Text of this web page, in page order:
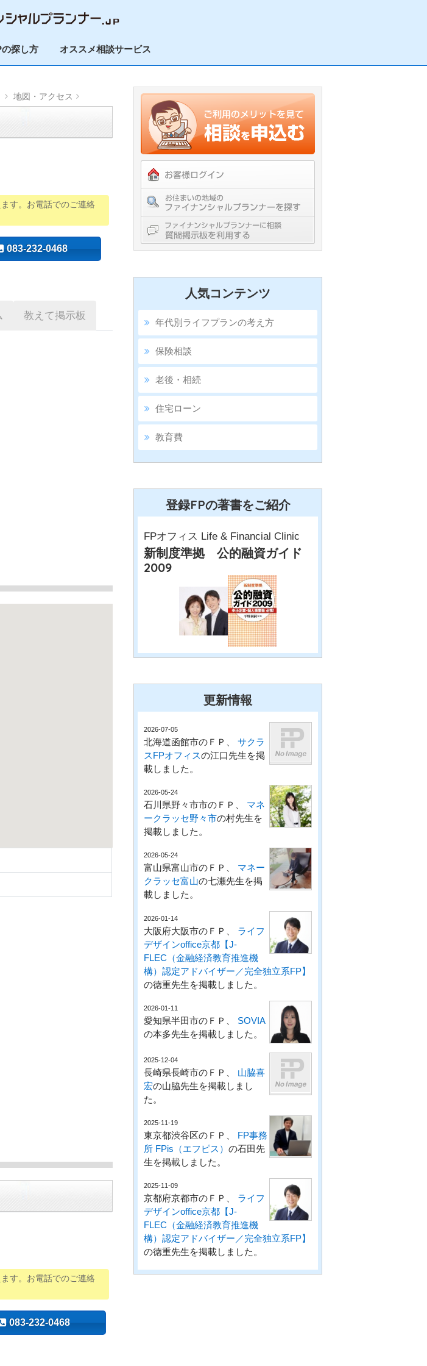
の探し方 オススメ相談サービス
地図・アクセス
す。お電話でのご連絡
083-232-0468
教えて掲示板
す。お電話でのご連絡
083-232-0468
人気コンテンツ
年代別ライフプランの考え方
保険相談
老後・相続
住宅ローン
教育費
登録FPの著書をご紹介
FPオフィス Life & Financial Clinic
新制度準拠 公的融資ガイド
2009
更新情報
2026-07-05
北海道函館市のＦＰ、 サクラ
スFPオフィスの江口先生を掲
載しました。
2026-05-24
石川県野々市市のＦＰ、 マネ
ークラッセ野々市の村先生を
掲載しました。
2026-05-24
富山県富山市のＦＰ、 マネー
クラッセ富山の七瀬先生を掲
載しました。
2026-01-14
大阪府大阪市のＦＰ、 ライフ
デザインoffice京都【J-
FLEC（金融経済教育推進機
構）認定アドバイザー／完全独立系FP】
の徳重先生を掲載しました。
2026-01-11
愛知県半田市のＦＰ、 SOVIA
の本多先生を掲載しました。
2025-12-04
長崎県長崎市のＦＰ、 山脇喜
宏の山脇先生を掲載しまし
た。
2025-11-19
東京都渋谷区のＦＰ、 FP事務
所 FPis（エフピス） の石田先
生を掲載しました。
2025-11-09
京都府京都市のＦＰ、 ライフ
デザインoffice京都【J-
FLEC（金融経済教育推進機
構）認定アドバイザー／完全独立系FP】
の徳重先生を掲載しました。